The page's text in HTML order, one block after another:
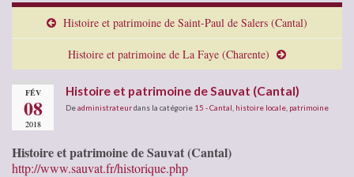
Histoire et patrimoine de Saint-Paul de Salers (Cantal)
Histoire et patrimoine de La Faye (Charente)
FÉV
08
2018
Histoire et patrimoine de Sauvat (Cantal)
Deadministrateurdans la catégorie 15 - Cantal histoire locale patrimoine
Histoire et patrimoine de Sauvat (Cantal)
http://www.sauvat.fr/historique.php